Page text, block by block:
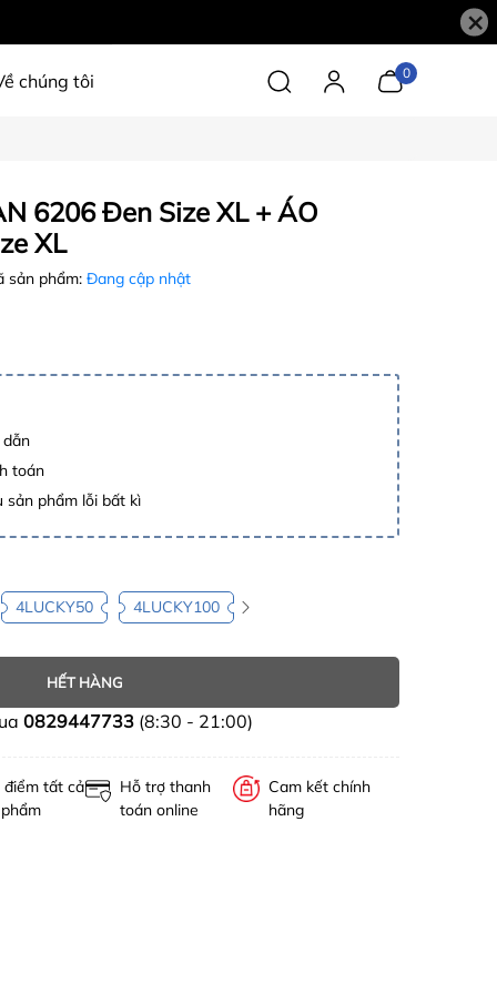
×
chúng tôi 0
6206 Đen Size XL + ÁO
XL
sản phẩm: Đang cập nhật
toán
phẩm lỗi bất kì
4LUCKY50 4LUCKY100
HẾT HÀNG
0829447733(8:30 - 21:00)
điểm tất cả
Hỗ trợ thanh
toán online
Cam kết chính
hãng